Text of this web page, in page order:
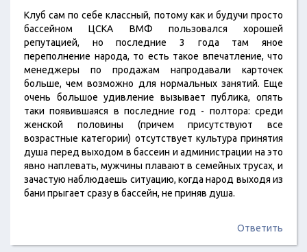
Клуб сам по себе классный, потому как и будучи просто
бассейном ЦСКА ВМФ пользовался хорошей
репутацией, но последние 3 года там яное
переполнение народа, то есть такое впечатление, что
менеджеры по продажам напродавали карточек
больше, чем возможно для нормальных занятий. Еще
очень большое удивление вызывает публика, опять
таки появившаяся в последние год - полтора: среди
женской половины (причем присутствуют все
возрастные категории) отсутствует культура принятия
душа перед выходом в бассеин и администрации на это
явно наплевать, мужчины плавают в семейных трусах, и
зачастую наблюдаешь ситуацию, когда народ выходя из
бани прыгает сразу в бассейн, не приняв душа.
Ответить